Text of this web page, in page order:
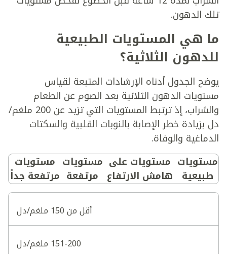
تلك الدهون.
ما هي المستويات الطبيعية
للدهون الثلاثية؟
يوضح الجدول أدناه الإرشادات المتبعة لقياس
مستويات الدهون الثلاثية بعد الصوم عن الطعام
والشراب، إذ ترتبط المستويات التي تزيد عن 200 ملغم/
دل بزيادة خطر الإصابة بالنوبات القلبية والسكتات
الدماغية والوفاة.
مستويات
طبيعية
مستويات على
هامش الارتفاع
مستويات
مرتفعة
مستويات
مرتفعة جداً
أقل من 150 ملغم/دل
151-200 ملغم/دل